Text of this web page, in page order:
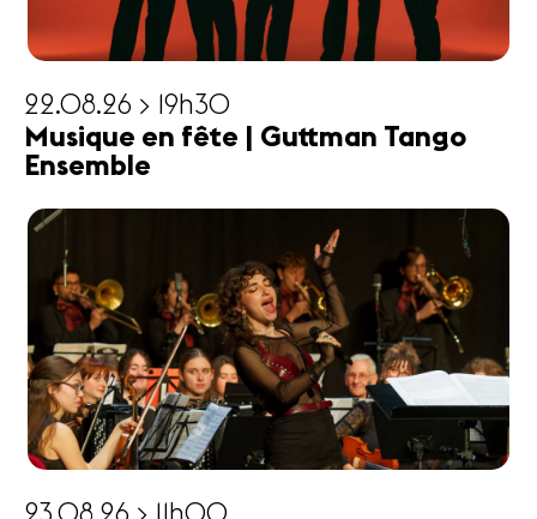
22.08.26 > 19h30
Musique en fête | Guttman Tango
Ensemble